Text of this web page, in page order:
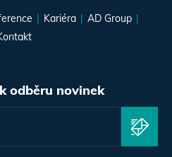
Kariéra
AD Group
odběru novinek